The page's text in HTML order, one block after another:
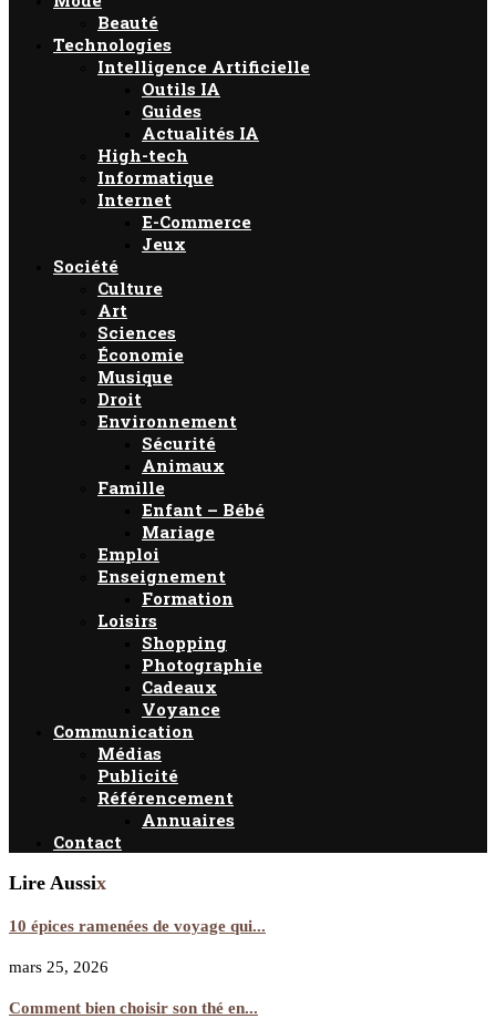
Beauté
Technologies
Intelligence Artificielle
Outils IA
Guides
Actualités IA
High-tech
Informatique
Internet
E-Commerce
Jeux
Société
Culture
Art
Sciences
Économie
Musique
Droit
Environnement
Sécurité
Animaux
Famille
Enfant – Bébé
Mariage
Emploi
Enseignement
Formation
Loisirs
Shopping
Photographie
Cadeaux
Voyance
Communication
Médias
Publicité
Référencement
Annuaires
Contact
Lire Aussix
10 épices ramenées de voyage qui...
mars 25, 2026
Comment bien choisir son thé en...